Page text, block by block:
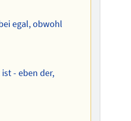
egal, obwohl
- eben der,